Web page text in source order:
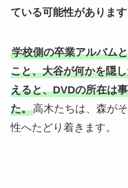
ている可能性があります
学校側の卒業アルバム
こと、大谷が何かを隠
えると、DVDの所在は
た。高木たちは、森が
性へたどり着きます。